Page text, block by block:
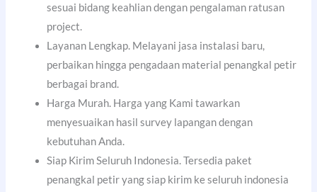
sesuai bidang keahlian dengan pengalaman ratusan
project.
Layanan Lengkap. Melayani jasa instalasi baru,
perbaikan hingga pengadaan material penangkal petir
berbagai brand.
Harga Murah. Harga yang Kami tawarkan
menyesuaikan hasil survey lapangan dengan
kebutuhan Anda.
Siap Kirim Seluruh Indonesia. Tersedia paket
penangkal petir yang siap kirim ke seluruh indonesia